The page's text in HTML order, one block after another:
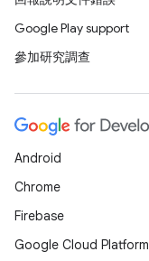
Google Play support
參加研究調查
Android
Chrome
Firebase
Google Cloud Platform